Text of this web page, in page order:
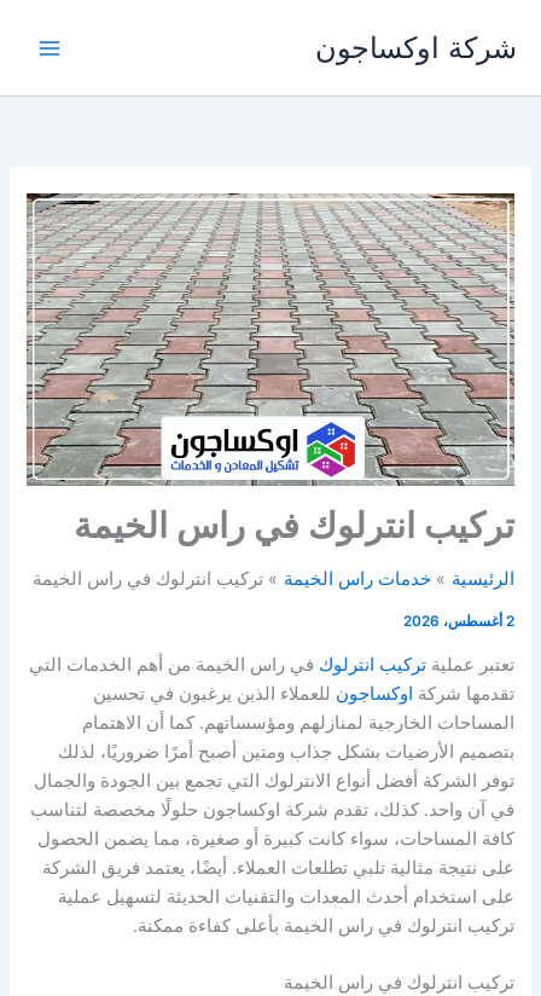
المحتوى
شركة اوكساجون
تركيب انترلوك في راس الخيمة
الرئيسية خدمات راس الخيمة تركيب انترلوك في راس الخيمة
2 أغسطس، 2026
تعتبر عملية تركيب انترلوك في راس الخيمة من أهم الخدمات التي
تقدمها شركة اوكساجون للعملاء الذين يرغبون في تحسين
المساحات الخارجية لمنازلهم ومؤسساتهم. كما أن الاهتمام
بتصميم الأرضيات بشكل جذاب ومتين أصبح أمرًا ضروريًا، لذلك
توفر الشركة أفضل أنواع الانترلوك التي تجمع بين الجودة والجمال
في آن واحد. كذلك، تقدم شركة اوكساجون حلولًا مخصصة لتناسب
كافة المساحات، سواء كانت كبيرة أو صغيرة، مما يضمن الحصول
على نتيجة مثالية تلبي تطلعات العملاء. أيضًا، يعتمد فريق الشركة
على استخدام أحدث المعدات والتقنيات الحديثة لتسهيل عملية
تركيب انترلوك في راس الخيمة بأعلى كفاءة ممكنة.
تركيب انترلوك في راس الخيمة